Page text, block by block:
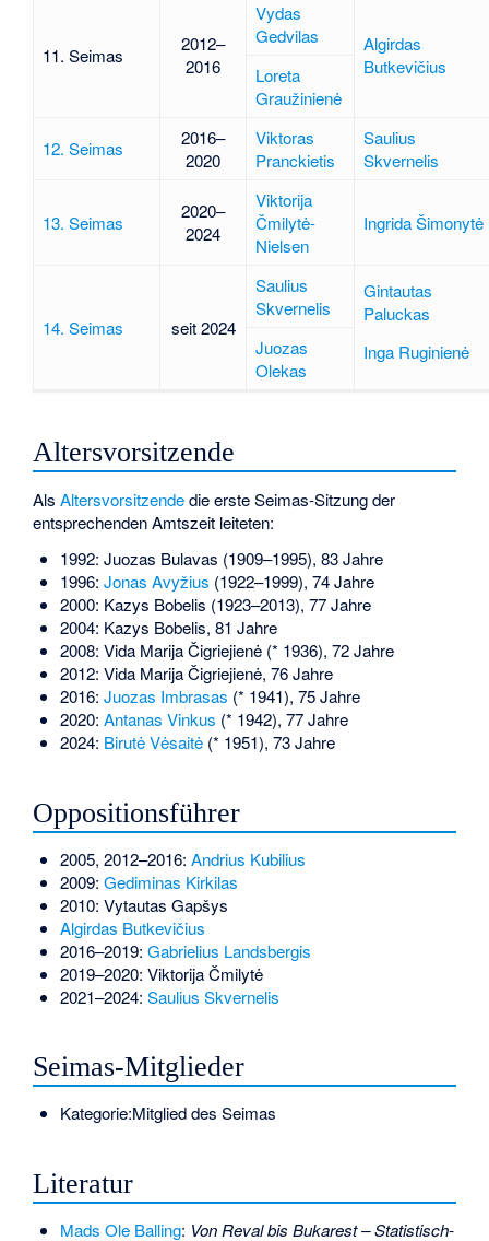
11. Seimas
2012–
2016
Vydas
Gedvilas
Algirdas
Butkevičius
Loreta
Graužinienė
12. Seimas
2016–
2020
Viktoras
Pranckietis
Saulius
Skvernelis
13. Seimas
2020–
2024
Viktorija
Čmilytė-
Nielsen
Ingrida Šimonytė
14. Seimas seit 2024
Saulius
Skvernelis
Gintautas
Paluckas
Inga Ruginienė
Juozas
Olekas
Altersvorsitzende
AlsAltersvorsitzendedie erste Seimas-Sitzung der
entsprechenden Amtszeit leiteten:
1992: Juozas Bulavas (1909–1995), 83 Jahre
1996: Jonas Avyžius (1922–1999), 74 Jahre
2000: Kazys Bobelis (1923–2013), 77 Jahre
2004: Kazys Bobelis, 81 Jahre
2008: Vida Marija Čigriejienė(* 1936), 72 Jahre
2012: Vida Marija Čigriejienė, 76 Jahre
2016: Juozas Imbrasas (* 1941), 75 Jahre
2020: Antanas Vinkus (* 1942), 77 Jahre
2024: Birutė Vėsaitė(* 1951), 73 Jahre
Oppositionsführer
2005, 2012–2016: Andrius Kubilius
2009: Gediminas Kirkilas
2010: Vytautas Gapšys
Algirdas Butkevičius
2016–2019: Gabrielius Landsbergis
2019–2020: Viktorija Čmilytė
2021–2024: Saulius Skvernelis
Seimas-Mitglieder
Kategorie:Mitglied des Seimas
Literatur
Mads Ole Balling: Von Reval bis Bukarest – Statistisch-